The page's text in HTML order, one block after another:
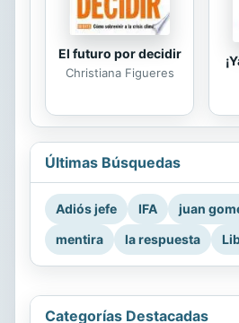
El futuro por decidir
Christiana Figueres
Últimas Búsquedas
Adiós jefe IFA
juan
mentira
la respuesta
Categorías Destacadas